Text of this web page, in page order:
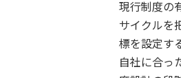
現行制度の
サイクルを
標を設定す
自社に合っ